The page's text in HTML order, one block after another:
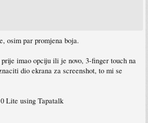
osim par promjena boja.
imao opciju ili je novo, 3-finger touch na
dio ekrana za screenshot, to mi se
Lite using Tapatalk